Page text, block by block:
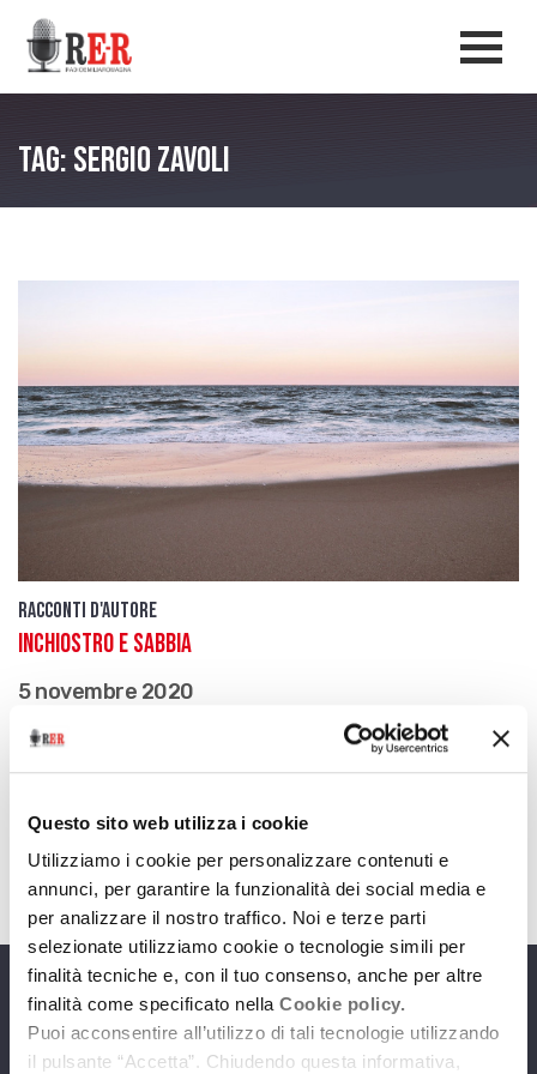
Questo sito web utilizza i cookie
Utilizziamo i cookie per personalizzare contenuti e
annunci, per garantire la funzionalità dei social media e
per analizzare il nostro traffico. Noi e terze parti
selezionate utilizziamo cookie o tecnologie simili per
finalità tecniche e, con il tuo consenso, anche per altre
finalità come specificato nella Cookie policy.
Puoi acconsentire all’utilizzo di tali tecnologie utilizzando
il pulsante “Accetta”. Chiudendo questa informativa,
Salta al contenuto principale
Tag: Sergio Zavoli
Racconti d'autore
Inchiostro e sabbia
5 novembre 2020
Poesie di Sergio Zavoli tratte dal libro “Qualcosa di
noi. Guerra, Zavoli, Sughi” (Rimini, Pietroneno
Ascolta downloadPodcast
Programmi